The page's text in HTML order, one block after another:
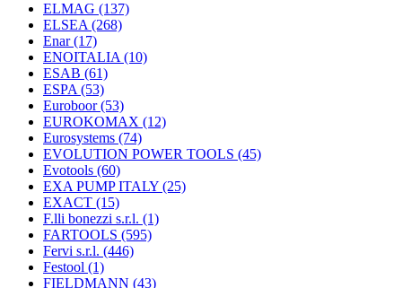
ELMAG (137)
ELSEA (268)
Enar(17)
ENOITALIA (10)
ESAB (61)
ESPA (53)
Euroboor(53)
EUROKOMAX (12)
Eurosystems (74)
EVOLUTION POWER TOOLS (45)
Evotools (60)
EXA PUMP ITALY (25)
EXACT (15)
F.lli bonezzi s.r.l. (1)
FARTOOLS (595)
Fervi s.r.l. (446)
Festool (1)
FIELDMANN (43)